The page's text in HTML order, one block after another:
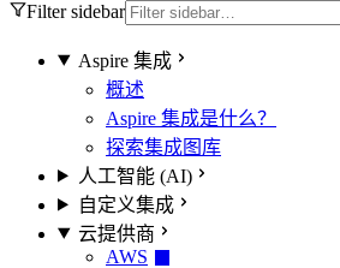
Filter sidebar
Aspire 集成
概述
Aspire 集成是什么？
探索集成图库
人工智能 (AI)
自定义集成
云提供商
AWS